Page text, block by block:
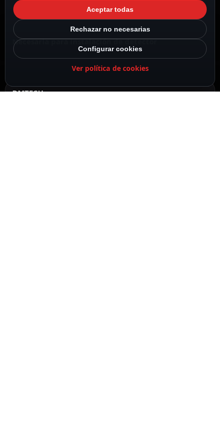
Necesaria para instalación de detector
DMTECH
Aceptar todas
Rechazar no necesarias
Configurar cookies
Ver política de cookies